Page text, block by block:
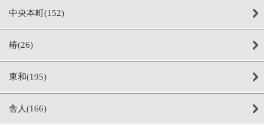
中央本町(152)
椿(26)
東和(195)
舎人(166)